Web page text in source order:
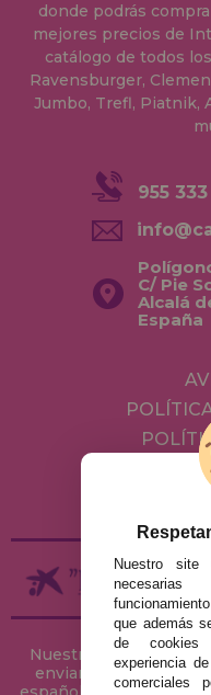
donde podrás
mejores precios de
catálogo de todos
Ravensburger,
Jumbo, Trefl, Piatnik,
955 333
C/ Pie
Alcalá
España
ENVÍOS
Nuestra tienda de
enviamos tus
Nuestro site
que además
de cookies
experiencia
comerciales